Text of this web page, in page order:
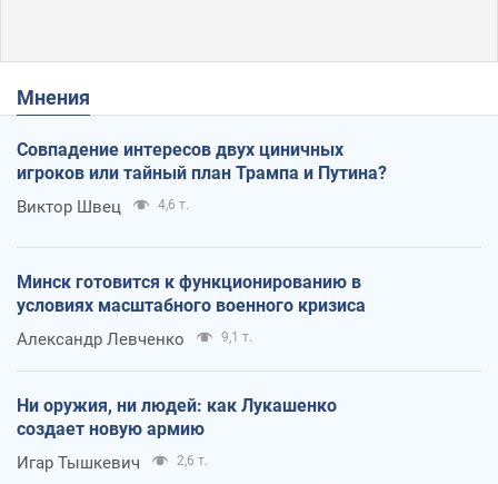
Мнения
Совпадение интересов двух циничных
игроков или тайный план Трампа и Путина?
Виктор Швец 4,6 т.
Минск готовится к функционированию в
условиях масштабного военного кризиса
Александр Левченко 9,1 т.
Ни оружия, ни людей: как Лукашенко
создает новую армию
Игар Тышкевич 2,6 т.